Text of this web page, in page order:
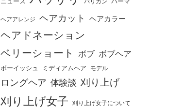
ヘアアレンジ ヘアカット ヘアカラー
ヘアドネーション
ベリーショート
ボブ ボブヘア
ボーイッシュ ミディアムヘア モデル
ロングヘア 体験談 刈り上げ
刈り上げ女子 刈り上げ女子について